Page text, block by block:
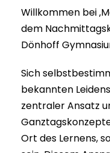
Willkommen bei
dem
Dönhoff
Sich
bekannten
zentraler Ansatz
Ort des Lernens,